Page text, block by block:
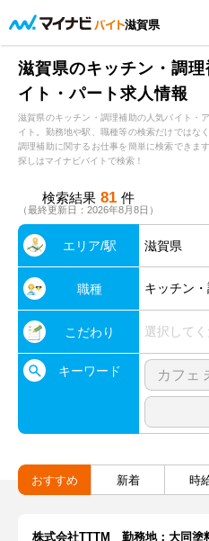
滋賀県
滋賀県のキッチン・調
イト・パート求人情報
滋賀県のキッチン・調理補助の人気バイト・
イト。勤務地や駅、職種等の検索だけではな
調理補助に関するお仕事を簡単に検索できま
探しはマイナビバイトで検索！
検索結果 81 件
（最終更新日：2026年8月8日）
エリア/駅 滋賀県
職種 キッチン
こだわり 選択して
キーワード
おすすめ 新着 時
株式会社TTTM 勤務地：大同